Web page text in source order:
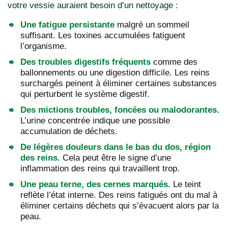
votre vessie auraient besoin d’un nettoyage :
Une fatigue persistante malgré un sommeil
suffisant. Les toxines accumulées fatiguent
l’organisme.
Des troubles digestifs fréquents comme des
ballonnements ou une digestion difficile. Les reins
surchargés peinent à éliminer certaines substances
qui perturbent le système digestif.
Des mictions troubles, foncées ou malodorantes.
L’urine concentrée indique une possible
accumulation de déchets.
De légères douleurs dans le bas du dos, région
des reins. Cela peut être le signe d’une
inflammation des reins qui travaillent trop.
Une peau terne, des cernes marqués. Le teint
reflète l’état interne. Des reins fatigués ont du mal à
éliminer certains déchets qui s’évacuent alors par la
peau.